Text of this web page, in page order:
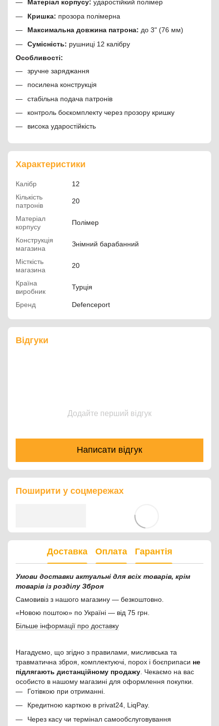
Матеріал корпусу: ударостійкий полімер
Кришка: прозора полімерна
Максимальна довжина патрона: до 3" (76 мм)
Сумісність: рушниці 12 калібру
Особливості:
зручне заряджання
посилена конструкція
стабільна подача патронів
контроль боєкомплекту через прозору кришку
висока ударостійкість
Характеристики
Калібр
12
Кількість
патронів
20
Матеріал
корпусу
Полімер
Конструкція
магазина
Знімний барабанний
Місткість
магазина
20
Країна
виробник
Турція
Бренд Defenceport
Відгуки
Додайте перший відгук
Написати відгук
Поширити у соцмережах
Доставка Оплата Гарантія
Умови доставки актуальні для всіх товарів, крім
товарів із розділу Зброя
Самовивіз з нашого магазину — безкоштовно.
«Новою поштою» по Україні — від 75 грн.
Більше інформації про доставку
Нагадуємо, що згідно з правилами, мисливська та
травматична зброя, комплектуючі, порох і боєприпаси не
підлягають дистанційному продажу . Чекаємо на вас
особисто в нашому магазині для оформлення покупки.
Готівкою при отриманні.
Кредитною карткою в privat24, LiqPay.
Через касу чи термінал самообслуговування